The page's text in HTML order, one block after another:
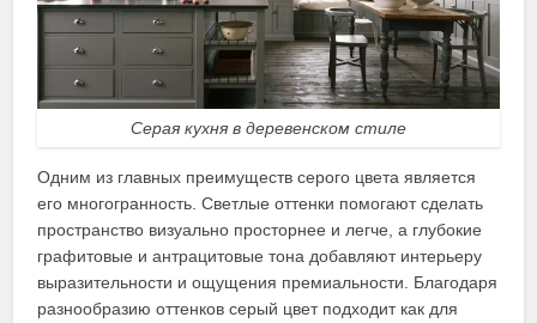
Серая кухня в деревенском стиле
Одним из главных преимуществ серого цвета является
его многогранность. Светлые оттенки помогают сделать
пространство визуально просторнее и легче, а глубокие
графитовые и антрацитовые тона добавляют интерьеру
выразительности и ощущения премиальности. Благодаря
разнообразию оттенков серый цвет подходит как для